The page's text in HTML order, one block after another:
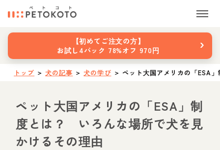
【初めてご注文の方】
お試し4パック 78%オフ 970円
›
トップ ＞ 犬の記事 ＞ 犬の学び ＞ ペット大国アメリカの「ESA
ペット大国アメリカの「ESA」制
度とは？ いろんな場所で犬を見
かけるその理由